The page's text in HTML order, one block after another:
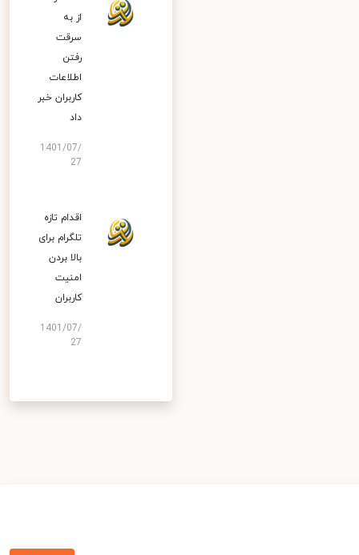
از به
سرقت
رفتن
اطلاعات
کاربران خبر
داد
1401/07/
27
اقدام تازه
تلگرام برای
بالا بردن
امنیت
کاربران
1401/07/
27